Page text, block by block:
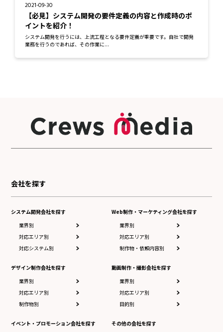
2021-09-30
【必見】システム開発の要件定義の内容と作成時のポ
イントを紹介！
システム開発を行うには、上流工程となる要件定義が重要です。自社で開発
業務を行うのであれば、その作業に...
会社を探す
システム開発会社を探す
業界別
対応エリア別
対応システム別
デザイン制作会社を探す
業界別
対応エリア別
制作物別
イベント・プロモーション会社を探す
Web制作・マーケティング会社を探す
業界別
対応エリア別
制作物・依頼内容別
動画制作・撮影会社を探す
業界別
対応エリア別
目的別
その他の会社を探す